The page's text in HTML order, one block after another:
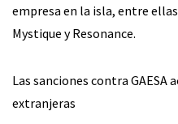
empresa en la isla, entre
Mystique y Resonance.
Las sanciones contra GAESA
extranjeras